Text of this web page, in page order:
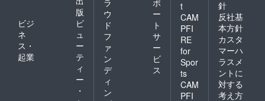
版
ビジ
ネ
ス・
起業
ビ
ュ
ー
テ
ィ
ー
・
ラ
ウ
ド
フ
ァ
ン
デ
ィ
ン
ポ
ー
ト
サ
ー
ビ
ス
t
CAM
PFI
RE
for
Spor
ts
CAM
PFI
針
反社基
本方針
カスタ
マーハ
ラスメ
ントに
対する
考え方